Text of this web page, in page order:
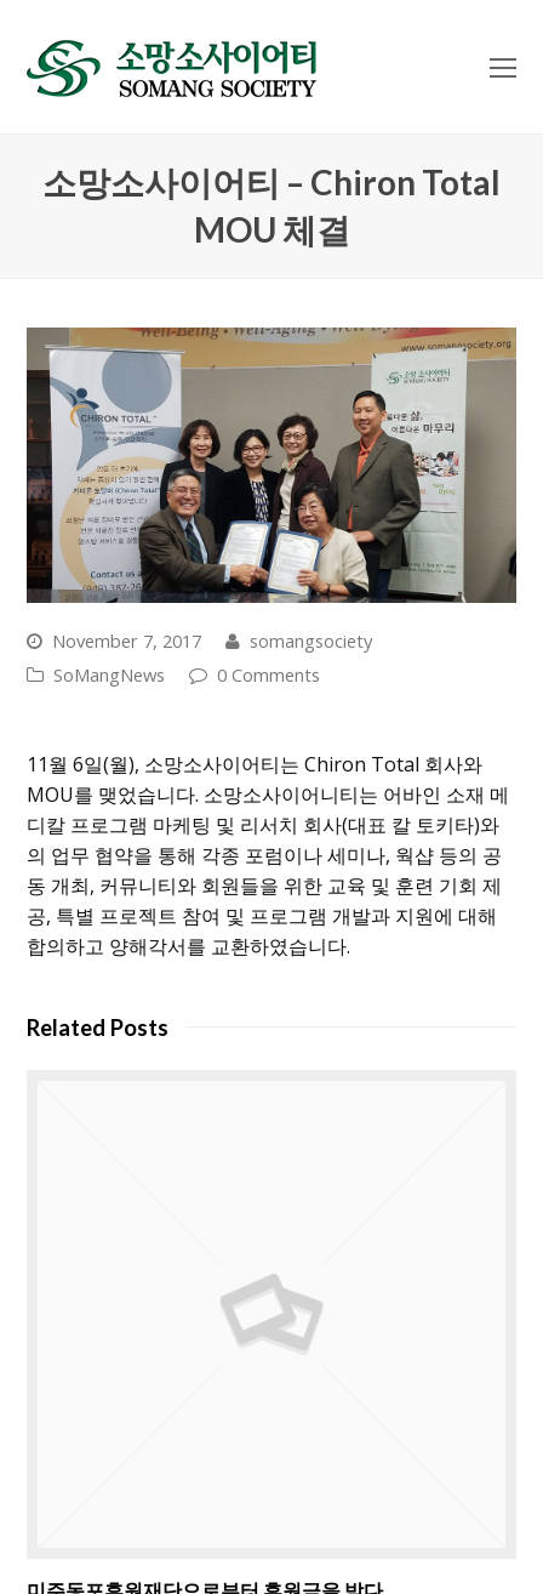
소망소사이어티 – Chiron Total
MOU 체결
November 7, 2017
somangsociety
SoMangNews
0 Comments
11월 6일(월), 소망소사이어티는 Chiron Total 회사와
MOU를 맺었습니다. 소망소사이어니티는 어바인 소재 메
디칼 프로그램 마케팅 및 리서치 회사(대표 칼 토키타)와
의 업무 협약을 통해 각종 포럼이나 세미나, 웍샵 등의 공
동 개최, 커뮤니티와 회원들을 위한 교육 및 훈련 기회 제
공, 특별 프로젝트 참여 및 프로그램 개발과 지원에 대해
합의하고 양해각서를 교환하였습니다.
Related Posts